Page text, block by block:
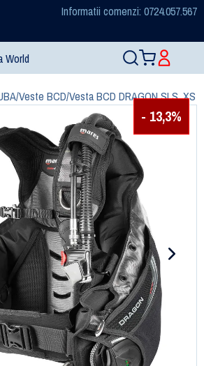
Informatii comenzi: 0724.057.567
/Veste BCD/Vesta BCD DRAGON SLS, XS
- 13,3%